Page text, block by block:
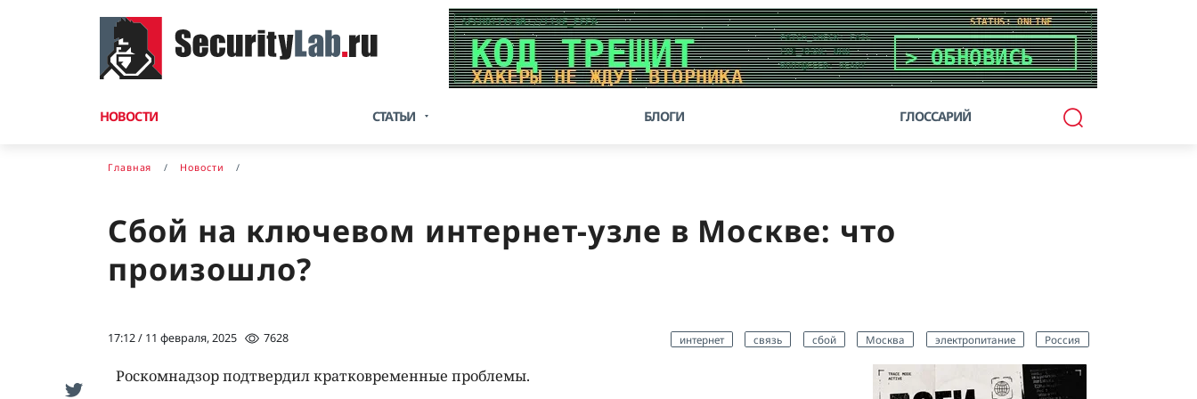
НОВОСТИ СТАТЬИ БЛОГИ ГЛОССАРИЙ
Главная Новости
Сбой на ключевом интернет-узле в Москве: что
произошло?
17:12 / 11 февраля, 2025 7628 интернет связь сбой Москва электропитание Россия
Роскомнадзор подтвердил кратковременные проблемы.